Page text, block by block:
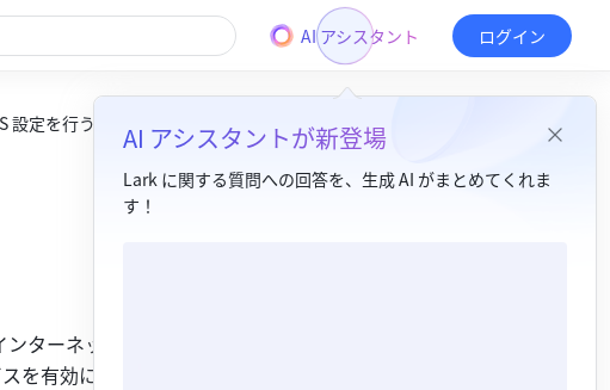
AI アシスタント
AI アシスタントが新登場
Lark に関する質問への回答を、生成 AI がまとめてくれま
す！
ログイン
設定を行う
ターネット上で
を有効にするに